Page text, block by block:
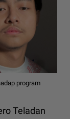
program
Teladan